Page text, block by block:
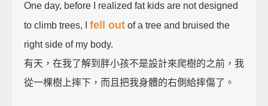
One day, before I realized fat kids are not designed
to climb trees, I fell out of a tree and bruised the
right side of my body.
有天，在我了解到胖小孩不是設計來爬樹的之前，我
從一棵樹上摔下，而且把我身體的右側給摔傷了。